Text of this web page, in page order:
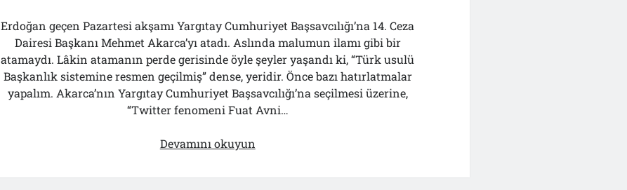
Erdoğan geçen Pazartesi akşamı Yargıtay Cumhuriyet Başsavcılığı’na 14. Ceza
Dairesi Başkanı Mehmet Akarca’yı atadı. Aslında malumun ilamı gibi bir
atamaydı. Lâkin atamanın perde gerisinde öyle şeyler yaşandı ki, “Türk usulü
Başkanlık sistemine resmen geçilmiş” dense, yeridir. Önce bazı hatırlatmalar
yapalım. Akarca’nın Yargıtay Cumhuriyet Başsavcılığı’na seçilmesi üzerine,
“Twitter fenomeni Fuat Avni…
Devamını okuyun